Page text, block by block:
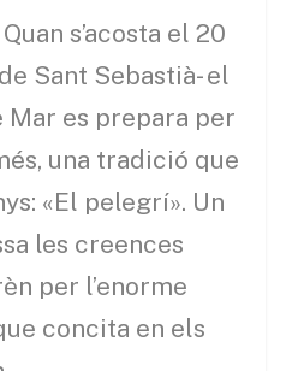
Quan s’acosta el 20
Sant Sebastià- el
Mar es prepara per
una tradició que
«El pelegrí». Un
les creences
per l’enorme
concita en els